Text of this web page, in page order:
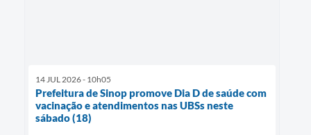
14 JUL 2026 - 10h05
Prefeitura de Sinop promove Dia D de saúde com
vacinação e atendimentos nas UBSs neste
sábado (18)